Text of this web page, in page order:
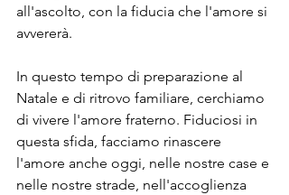
all'ascolto, con la fiducia che l'amore si
avvererà.
In questo tempo di preparazione al
Natale e di ritrovo familiare, cerchiamo
di vivere l'amore fraterno. Fiduciosi in
questa sfida, facciamo rinascere
l'amore anche oggi, nelle nostre case e
nelle nostre strade, nell'accoglienza